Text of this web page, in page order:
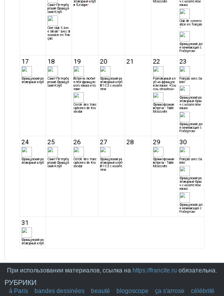
При использовании материалов, ссылка на https://francite.ru обязательна.
РУБРИКИ
à Paris bandes dessinées beauté blogoscope ça s'arrose
célébrité